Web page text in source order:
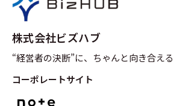
株式会社ビズハブ
“経営者の決断”に、ちゃんと向き合える
コーポレートサイト